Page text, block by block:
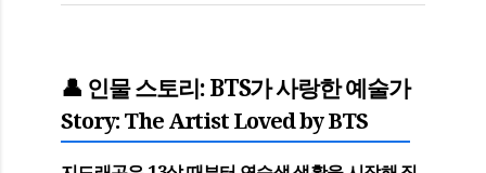
👤 인물 스토리: BTS가 사랑한 예술가
Story: The Artist Loved by BTS